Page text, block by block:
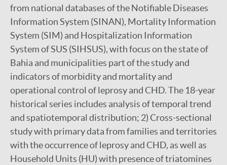
from national databases of the Notifiable Diseases
Information System (SINAN), Mortality Information
System (SIM) and Hospitalization Information
System of SUS (SIHSUS), with focus on the state of
Bahia and municipalities part of the study and
indicators of morbidity and mortality and
operational control of leprosy and CHD. The 18-year
historical series includes analysis of temporal trend
and spatiotemporal distribution; 2) Cross-sectional
study with primary data from families and territories
with the occurrence of leprosy and CHD, as well as
Household Units (HU) with presence of triatomines